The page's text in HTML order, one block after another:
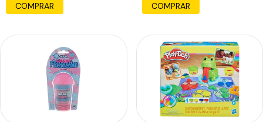
COMPRAR COMPRAR